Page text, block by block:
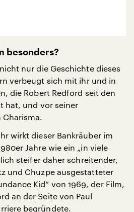
besonders?
nur die Geschichte dieses
verbeugt sich mit ihr und in
die Robert Redford seit den
hat, und vor seiner
Charisma.
wirkt dieser Bankräuber im
Jahre wie ein „in viele
steifer daher schreitender,
und Chuzpe ausgestatteter
Kid“ von 1969, der Film,
an der Seite von Paul
begründete.